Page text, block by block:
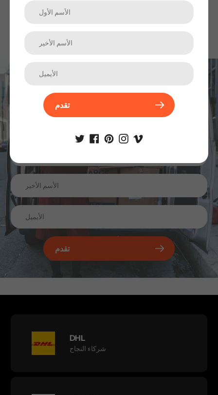
اشترك في نشرتنا الإخبارية
الترقيات والمنتجات الجديدة والمبيعات. مباشرة إلى صندوق الوارد
الخاص بك.
تقدم
DHL
شركاء النجاح
تقدم